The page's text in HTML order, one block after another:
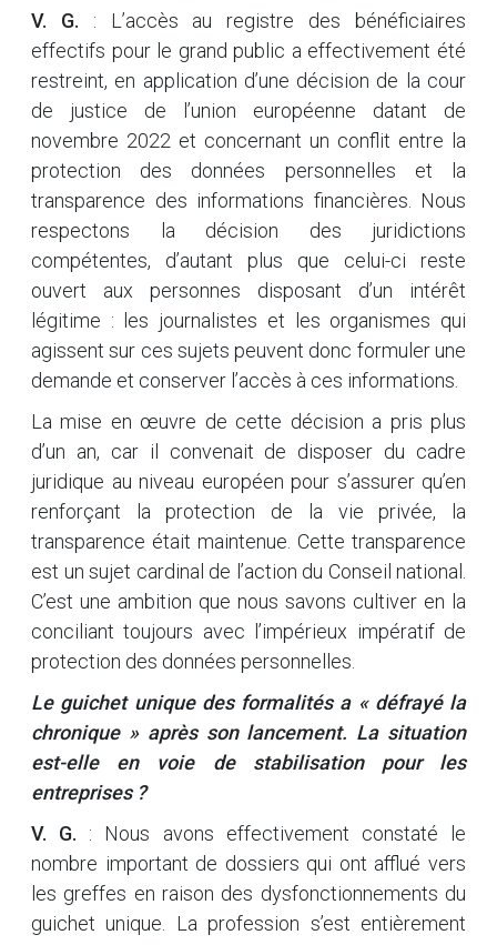
V. G. : L’accès au registre des bénéficiaires
effectifs pour le grand public a effectivement été
restreint, en application d’une décision de la cour
de justice de l’union européenne datant de
novembre 2022 et concernant un conflit entre la
protection des données personnelles et la
transparence des informations financières. Nous
respectons la décision des juridictions
compétentes, d’autant plus que celui-ci reste
ouvert aux personnes disposant d’un intérêt
légitime : les journalistes et les organismes qui
agissent sur ces sujets peuvent donc formuler une
demande et conserver l’accès à ces informations.
La mise en œuvre de cette décision a pris plus
d’un an, car il convenait de disposer du cadre
juridique au niveau européen pour s’assurer qu’en
renforçant la protection de la vie privée, la
transparence était maintenue. Cette transparence
est un sujet cardinal de l’action du Conseil national.
C’est une ambition que nous savons cultiver en la
conciliant toujours avec l’impérieux impératif de
protection des données personnelles.
Le guichet unique des formalités a « défrayé la
chronique » après son lancement. La situation
est-elle en voie de stabilisation pour les
entreprises ?
V. G. : Nous avons effectivement constaté le
nombre important de dossiers qui ont afflué vers
les greffes en raison des dysfonctionnements du
guichet unique. La profession s’est entièrement